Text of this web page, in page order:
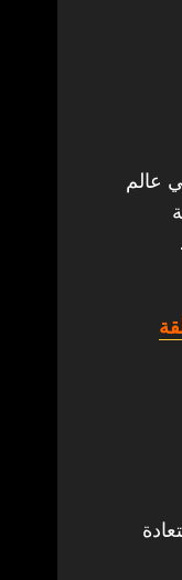
عالم